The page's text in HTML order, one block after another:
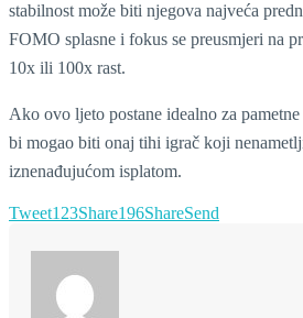
stabilnost može biti njegova najveća
FOMO splasne i fokus se preusmjeri na
10x ili 100x rast.
Ako ovo ljeto postane idealno za
bi mogao biti onaj tihi igrač koji
iznenađujućom isplatom.
Tweet123Share196ShareSend